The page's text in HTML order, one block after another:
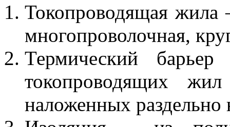
Токопроводящая жила
многопроволочная,
Термический
токопроводящих
наложенных